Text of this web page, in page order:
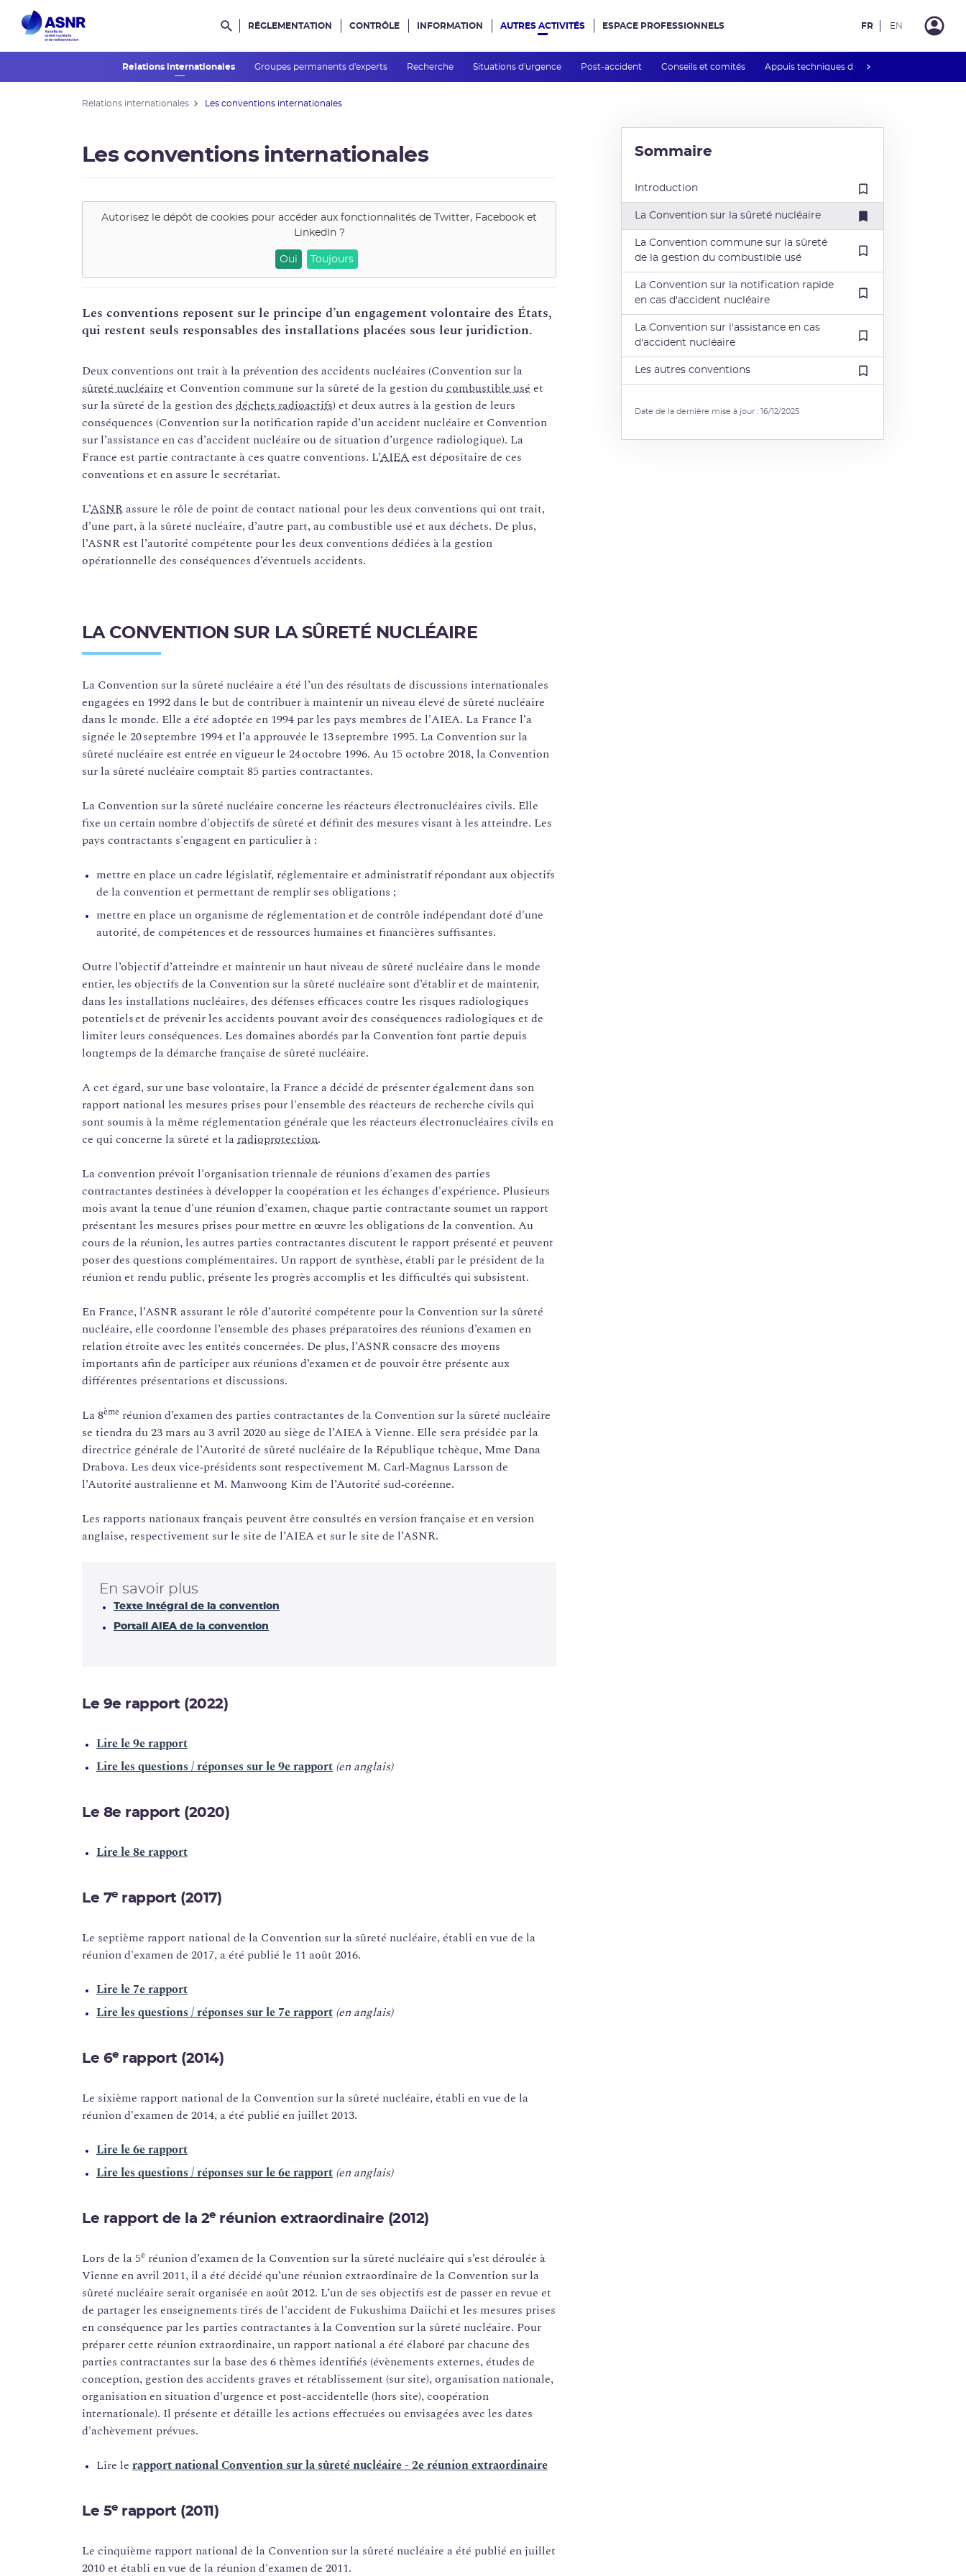
Rechercher dans le site
RÉGLEMENTATION CONTRÔLE INFORMATION AUTRES ACTIVITÉS
Relations internationales Groupes permanents d'experts Recherche Situations d'urgence Post-accident Conseils et comités Appuis techniques de l'ASNR
ESPACE PROFESSIONNELS FR EN
Relations internationales Les conventions internationales
Les conventions internationales
Autorisez le dépôt de cookies pour accéder aux fonctionnalités de
Twitter, Facebook et
LinkedIn?
Oui Toujours
Les conventions reposent sur le principe d’un engagement volontaire des États,
qui restent seuls responsables des installations placées sous leur juridiction.
Deux conventions ont trait à la prévention des accidents nucléaires (Convention sur la
sûreté nucléaire et Convention commune sur la sûreté de la gestion ducombustible usé et
sur la sûreté de la gestion des déchets radioactifs) et deux autres à la gestion de leurs
conséquences (Convention sur la notification rapide d’un accident nucléaire et Convention
sur l’assistance en cas d’accident nucléaire ou de situation d’urgence radiologique). La
France est partie contractante à ces quatre conventions. L’AIEAest dépositaire de ces
conventions et en assure le secrétariat.
L’ASNRassure le rôle de point de contact national pour les deux conventions qui ont trait,
d’une part, à la sûreté nucléaire, d’autre part, au combustible usé et aux déchets. De plus,
l’ASNR est l’autorité compétente pour les deux conventions dédiées à la gestion
opérationnelle des conséquences d’éventuels accidents.
LA CONVENTION SUR LA SÛRETÉ NUCLÉAIRE
La Convention sur la sûreté nucléaire a été l’un des résultats de discussions internationales
engagées en 1992 dans le but de contribuer à maintenir un niveau élevé de sûreté nucléaire
dans le monde. Elle a été adoptée en 1994 par les pays membres de l'AIEA. La France l’a
signée le 20 septembre 1994 et l’a approuvée le 13 septembre 1995. La Convention sur la
sûreté nucléaire est entrée en vigueur le 24 octobre 1996. Au 15 octobre 2018, la Convention
sur la sûreté nucléaire comptait 85 parties contractantes.
La Convention sur la sûreté nucléaire concerne les réacteurs électronucléaires civils. Elle
fixe un certain nombre d'objectifs de sûreté et définit des mesures visant à les atteindre. Les
pays contractants s'engagent en particulier à :
mettre en place un cadre législatif, réglementaire et administratif répondant aux objectifs
de la convention et permettant de remplir ses obligations ;
mettre en place un organisme de réglementation et de contrôle indépendant doté d'une
autorité, de compétences et de ressources humaines et financières suffisantes.
Outre l’objectif d’atteindre et maintenir un haut niveau de sûreté nucléaire dans le monde
entier, les objectifs de la Convention sur la sûreté nucléaire sont d’établir et de maintenir,
dans les installations nucléaires, des défenses efficaces contre les risques radiologiques
potentiels et de prévenir les accidents pouvant avoir des conséquences radiologiques et de
limiter leurs conséquences. Les domaines abordés par la Convention font partie depuis
longtemps de la démarche française de sûreté nucléaire.
A cet égard, sur une base volontaire, la France a décidé de présenter également dans son
rapport national les mesures prises pour l'ensemble des réacteurs de recherche civils qui
sont soumis à la même réglementation générale que les réacteurs électronucléaires civils en
ce qui concerne la sûreté et laradioprotection.
La convention prévoit l'organisation triennale de réunions d'examen des parties
contractantes destinées à développer la coopération et les échanges d'expérience. Plusieurs
mois avant la tenue d'une réunion d'examen, chaque partie contractante soumet un rapport
présentant les mesures prises pour mettre en œuvre les obligations de la convention. Au
cours de la réunion, les autres parties contractantes discutent le rapport présenté et peuvent
poser des questions complémentaires. Un rapport de synthèse, établi par le président de la
réunion et rendu public, présente les progrès accomplis et les difficultés qui subsistent.
En France, l’ASNR assurant le rôle d’autorité compétente pour la Convention sur la sûreté
nucléaire, elle coordonne l’ensemble des phases préparatoires des réunions d’examen en
relation étroite avec les entités concernées. De plus, l’ASNR consacre des moyens
importants afin de participer aux réunions d’examen et de pouvoir être présente aux
différentes présentations et discussions.
La 8ème réunion d’examen des parties contractantes de la Convention sur la sûreté nucléaire
se tiendra du 23 mars au 3 avril 2020 au siège de l’AIEA à Vienne. Elle sera présidée par la
directrice générale de l’Autorité de sûreté nucléaire de la République tchèque, Mme Dana
Drabova. Les deux vice‑présidents sont respectivement M. Carl‑Magnus Larsson de
l’Autorité australienne et M. Manwoong Kim de l’Autorité sud‑coréenne.
Les rapports nationaux français peuvent être consultés en version française et en version
anglaise, respectivement sur le site de l’AIEA et sur le site de l’ASNR.
En savoir plus
Texte intégral de la convention
Portail AIEA de la convention
Le 9e rapport (2022)
Lire le 9e rapport
Lire les questions / réponses sur le 9e rapport (en anglais)
Le 8e rapport (2020)
Lire le 8e rapport
Le 7erapport (2017)
Le septième rapport national de la Convention sur la sûreté nucléaire, établi en vue de la
réunion d'examen de 2017, a été publié le 11 août 2016.
Lire le 7e rapport
Lire les questions / réponses sur le 7e rapport (en anglais)
Le 6erapport (2014)
Le sixième rapport national de la Convention sur la sûreté nucléaire, établi en vue de la
réunion d'examen de 2014, a été publié en juillet 2013.
Lire le 6e rapport
Lire les questions / réponses sur le 6e rapport (en anglais)
Le rapport de la 2eréunion extraordinaire (2012)
Lors de la 5e réunion d’examen de la Convention sur la sûreté nucléaire qui s’est déroulée à
Vienne en avril 2011, il a été décidé qu’une réunion extraordinaire de la Convention sur la
sûreté nucléaire serait organisée en août 2012. L’un de ses objectifs est de passer en revue et
de partager les enseignements tirés de l'accident de Fukushima Daiichi et les mesures prises
en conséquence par les parties contractantes à la Convention sur la sûreté nucléaire. Pour
préparer cette réunion extraordinaire, un rapport national a été élaboré par chacune des
parties contractantes sur la base des 6 thèmes identifiés (évènements externes, études de
conception, gestion des accidents graves et rétablissement (sur site), organisation nationale,
organisation en situation d’urgence et post-accidentelle (hors site), coopération
internationale). Il présente et détaille les actions effectuées ou envisagées avec les dates
d'achèvement prévues.
Lire le rapport national Convention sur la sûreté nucléaire - 2e réunion extraordinaire
Le 5erapport (2011)
Le cinquième rapport national de la Convention sur la sûreté nucléaire a été publié en juillet
2010 et établi en vue de la réunion d'examen de 2011.
Sommaire
Introduction
La Convention sur la sûreté nucléaire
La Convention commune sur la sûreté
de la gestion du combustible usé
La Convention sur la notification rapide
en cas d'accident nucléaire
La Convention sur l'assistance en cas
d'accident nucléaire
Les autres conventions
Date de la dernière mise à jour : 16/12/2025